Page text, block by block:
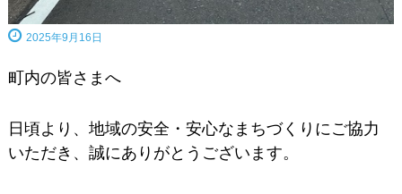
2025年9月16日
町内の皆さまへ
日頃より、地域の安全・安心なまちづくりにご協力
いただき、誠にありがとうございます。